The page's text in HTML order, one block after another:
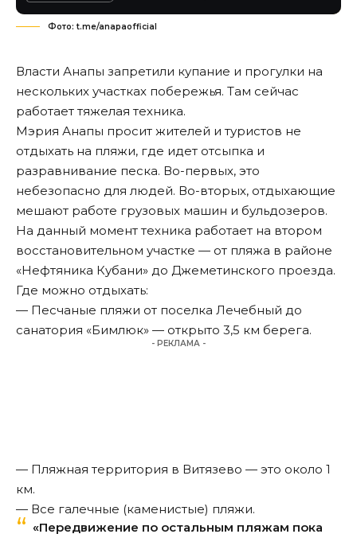
Фото: t.me/anapaofficial
Власти Анапы запретили купание и прогулки на
нескольких участках побережья. Там сейчас
работает тяжелая техника.
Мэрия Анапы просит жителей и туристов не
отдыхать на пляжи, где идет отсыпка и
разравнивание песка. Во-первых, это
небезопасно для людей. Во-вторых, отдыхающие
мешают работе грузовых машин и бульдозеров.
На данный момент техника работает на втором
восстановительном участке — от пляжа в районе
«Нефтяника Кубани» до Джеметинского проезда.
Где можно отдыхать:
— Песчаные пляжи от поселка Лечебный до
санатория «Бимлюк» — открыто 3,5 км берега.
- РЕКЛАМА -
— Пляжная территория в Витязево — это около 1
км.
— Все галечные (каменистые) пляжи.
«Передвижение по остальным пляжам пока